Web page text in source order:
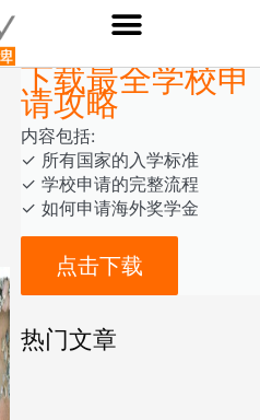
下载最全学校申
请攻略
内容包括:
‎‏‏‎‎‏‏‎‎‏✓ ‎所有国家的入学标准
✓ 学校申请的完整流程
✓ 如何申请海外奖学金
点击下载
热门文章